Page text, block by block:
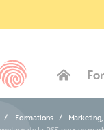
Formations / Marketing,